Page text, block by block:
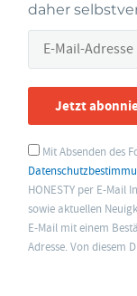
daher
Jetzt
Mit Absenden des
HONESTY per E-
sowie aktuellen
E-Mail mit einem
Adresse. Von diesem